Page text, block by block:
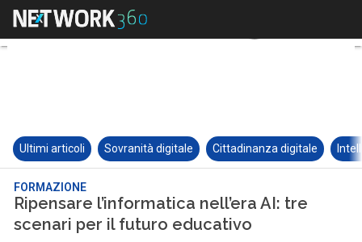
Ultimi articoli Sovranità digitale Cittadinanza digitale
FORMAZIONE
Ripensare l’informatica nell’era AI: tre
scenari per il futuro educativo